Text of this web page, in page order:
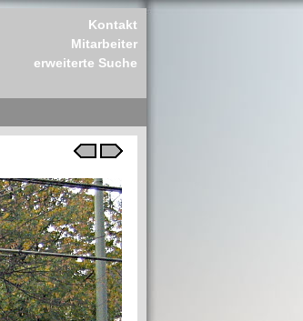
Kontakt
Mitarbeiter
erweiterte Suche